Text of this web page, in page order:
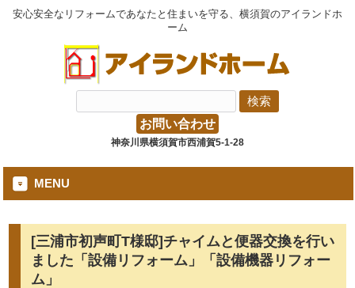
安心安全なリフォームであなたと住まいを守る、横須賀のアイランドホ
ーム
お問い合わせ
神奈川県横須賀市西浦賀5-1-28
MENU
[三浦市初声町T様邸]チャイムと便器交換を行い
ました「設備リフォーム」「設備機器リフォー
ム」